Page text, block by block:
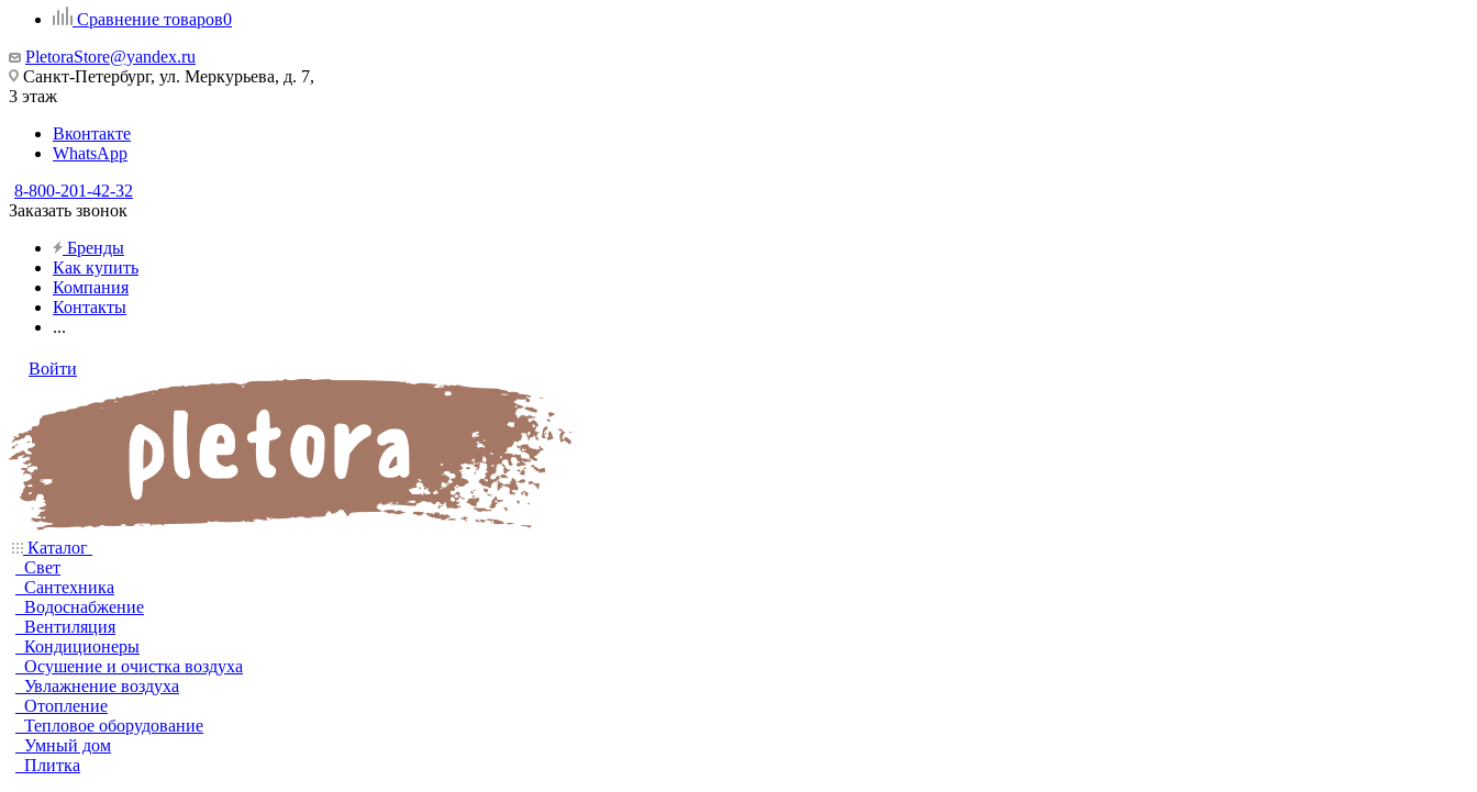
Сравнение товаров0
PletoraStore@yandex.ru
Санкт-Петербург, ул. Меркурьева, д. 7,
3 этаж
Вконтакте
WhatsApp
8-800-201-42-32
Заказать звонок
Бренды
Как купить
Компания
Контакты
...
Войти
Каталог
Свет
Сантехника
Водоснабжение
Вентиляция
Кондиционеры
Осушение и очистка воздуха
Увлажнение воздуха
Отопление
Тепловое оборудование
Умный дом
Плитка